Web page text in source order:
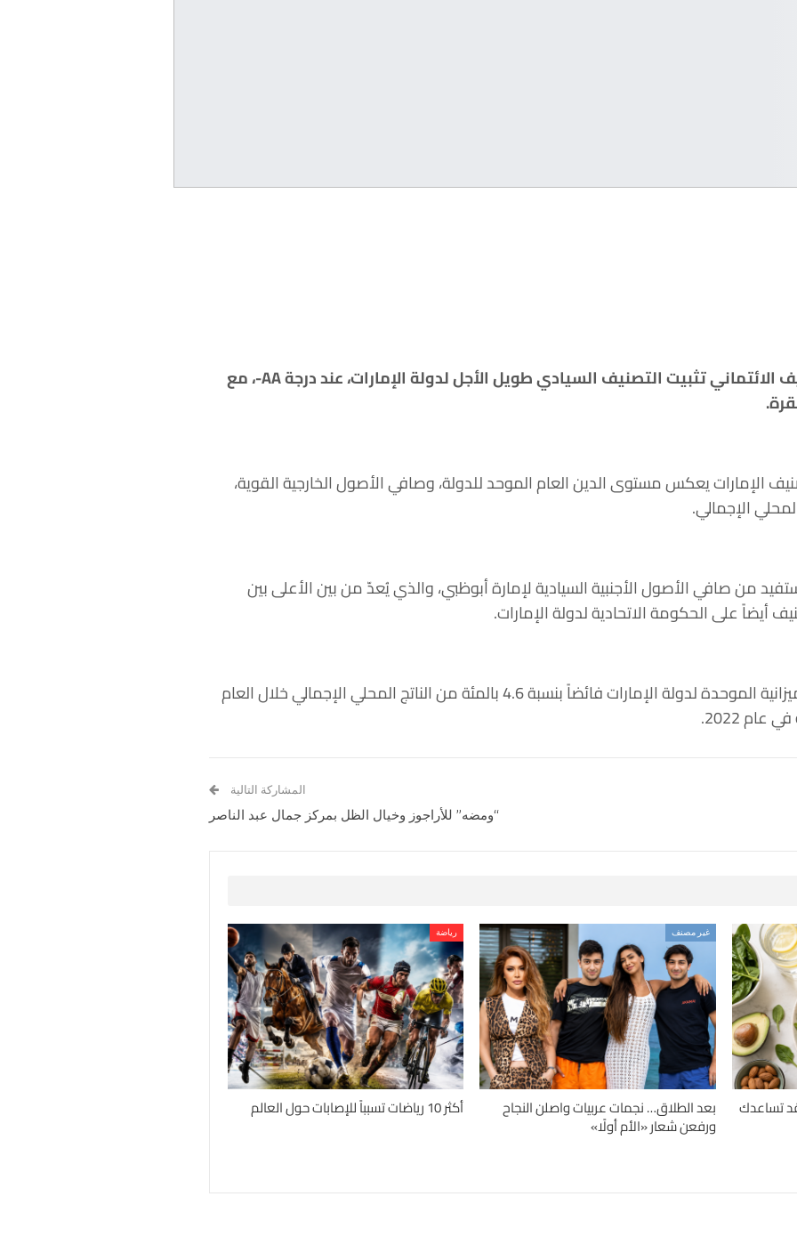
تثبيت التصنيف السيادي طويل الأجل لدولة الإمارات، عند درجةAA-
، مع
.
الإمارات يعكس مستوى الدين العام الموحد للدولة، وصافي الأصول الخارجية القوية،
الإجمالي.
من صافي الأصول الأجنبية السيادية لإمارة أبوظبي، والذي يُعدّ من بين الأعلى بين
أيضاً على الحكومة الاتحادية لدولة الإمارات.
وتوقعت “فيتش” أن تحقق الميزانية الموحدة لدولة الإمارات فائضاً بنسبة 4.6 بالمئة من الناتج المحلي الإجمالي خلال العام
المشاركة التالية
“ومضه” للأراجوز وخيال الظل بمركز جمال عبد الناصر
4 حميات قد تساعدك
غير مصنف
بعد الطلاق… نجمات عربيات واصلن النجاح
ورفعن شعار «الأم أولًا»
رياضة
أكثر 10 رياضات تسبباً للإصابات حول العالم